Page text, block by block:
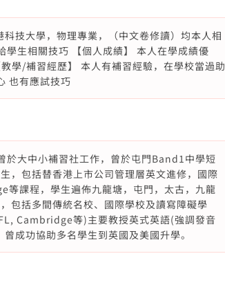
技大學，物理專業，（中文卷修讀）均本人相
生相關技巧 【個人成績】 本人在學成績優
學/補習經歷】 本人有補習經驗，在學校當過助
也有應試技巧
於大中小補習社工作，曾於屯門Band1中學短
，包括替香港上市公司管理層英文進修，國際
課程，學生遍佈九龍塘，屯門，太古，九龍
包括多間傳統名校、國際學校及讀寫障礙學
Cambridge等)主要教授英式英語(強調發音
成功協助多名學生到英國及美國升學。